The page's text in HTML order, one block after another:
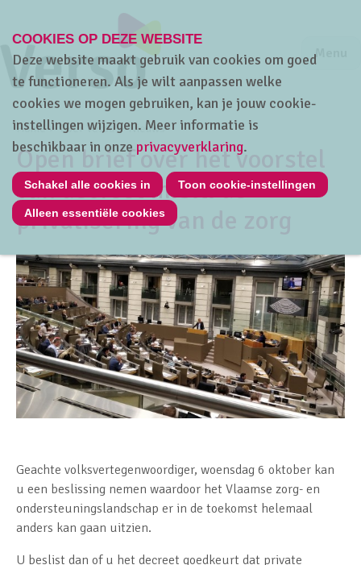
Jump
Menu
Home Over Verso Nieuws
Open brief over het voorstel
van decreet m.b.t. de
privatisering van de zorg
Geachte volksvertegenwoordiger, woensdag 6 oktober kan
u een beslissing nemen waardoor het Vlaamse zorg- en
ondersteuningslandschap er in de toekomst helemaal
anders kan gaan uitzien.
U beslist dan of u het decreet goedkeurt dat private
COOKIES OP DEZE WEBSITE
Deze website maakt gebruik van cookies om goed
te functioneren. Als je wilt aanpassen welke
cookies we mogen gebruiken, kan je jouw cookie-
instellingen wijzigen. Meer informatie is
beschikbaar in onzeprivacyverklaring.
Schakel alle cookies in Toon cookie-instellingen
Alleen essentiële cookies